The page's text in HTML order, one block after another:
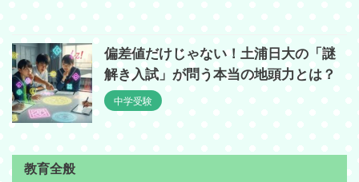
偏差値だけじゃない！土浦日大の「謎
解き入試」が問う本当の地頭力とは？
中学受験
教育全般